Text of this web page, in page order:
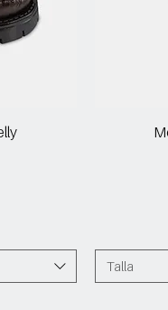
Talla